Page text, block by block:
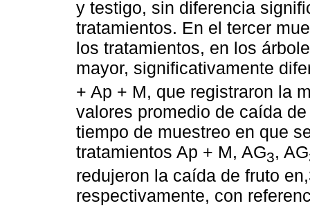
y testigo, sin diferencia
tratamientos. En el tercer
los tratamientos, en los
mayor, significativamente
+ Ap + M, que registraron la
valores promedio de caída
tiempo de muestreo en que
tratamientos Ap + M, AG3, AG
redujeron la caída de fruto
respectivamente, con